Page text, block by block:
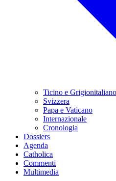
Ticino e Grigionitaliano
Svizzera
Papa e Vaticano
Internazionale
Cronologia
Dossiers
Agenda
Catholica
Commenti
Multimedia